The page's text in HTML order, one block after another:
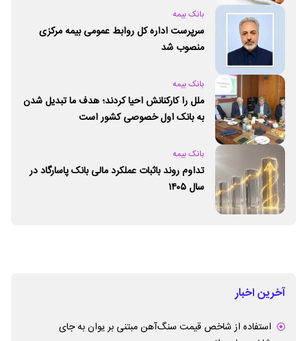
بانک بیمه
سرپرست اداره کل روابط عمومی بیمه مرکزی
منصوب شد
بانک بیمه
ملل را کارکنانش احیا کردند؛ هدف ما تبدیل شدن
به بانک اول خصوصی کشور است
بانک بیمه
تداوم روند باثبات عملکرد مالی بانک پاسارگاد در
سال ۱۴۰۵
آخرین اخبار
استفاده از شاخص قیمت سنگ‌آهن مبتنی بر یوان به جای